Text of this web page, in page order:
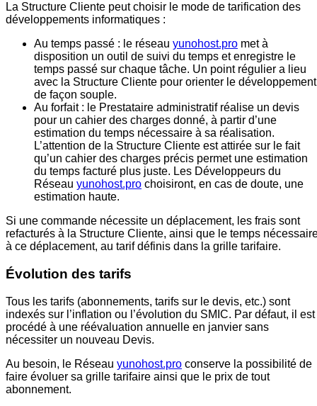
La Structure Cliente peut choisir le mode de tarification des
développements informatiques :
Au temps passé : le réseau yunohost.pro met à
disposition un outil de suivi du temps et enregistre le
temps passé sur chaque tâche. Un point régulier a lieu
avec la Structure Cliente pour orienter le développement
de façon souple.
Au forfait : le Prestataire administratif réalise un devis
pour un cahier des charges donné, à partir d’une
estimation du temps nécessaire à sa réalisation.
L’attention de la Structure Cliente est attirée sur le fait
qu’un cahier des charges précis permet une estimation
du temps facturé plus juste. Les Développeurs du
Réseau yunohost.pro choisiront, en cas de doute, une
estimation haute.
Si une commande nécessite un déplacement, les frais sont
refacturés à la Structure Cliente, ainsi que le temps
à ce déplacement, au tarif définis dans la grille tarifaire.
Évolution des tarifs
Tous les tarifs (abonnements, tarifs sur le devis, etc.) sont
indexés sur l’inflation ou l’évolution du SMIC. Par défaut, il est
procédé à une réévaluation annuelle en janvier sans
nécessiter un nouveau Devis.
Au besoin, le Réseau yunohost.pro conserve la possibilité de
faire évoluer sa grille tarifaire ainsi que le prix de tout
abonnement.